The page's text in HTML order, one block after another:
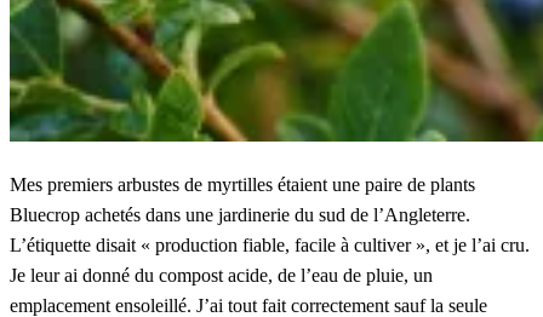
Mes premiers arbustes de myrtilles étaient une paire de plants
Bluecrop achetés dans une jardinerie du sud de l’Angleterre.
L’étiquette disait « production fiable, facile à cultiver », et je l’ai cru.
Je leur ai donné du compost acide, de l’eau de pluie, un
emplacement ensoleillé. J’ai tout fait correctement sauf la seule